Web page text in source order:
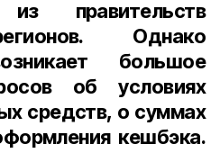
правительств
Однако
большое
об условиях
средств, о суммах
кешбэка.